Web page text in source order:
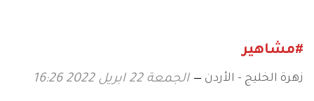
#مشاهير
زهرة الخليج - الأردن الجمعة 22 ابريل 2022 16:26